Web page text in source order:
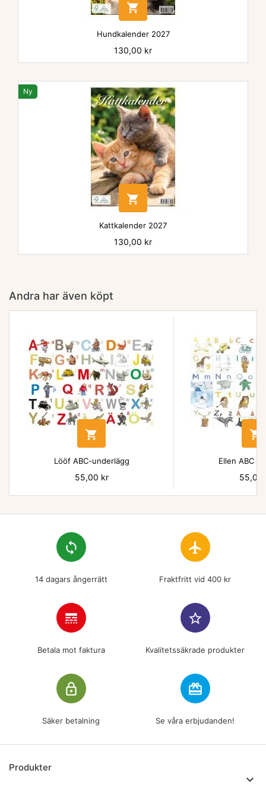

Hundkalender 2027
Pris
130,00 kr
Ny

Kattkalender 2027
Pris
130,00 kr
Andra har även köpt

Lööf ABC-underlägg
Pris
55,00 kr

Ellen ABC
Pris
55,00
loop
14 dagars ångerrätt
flight
Fraktfritt vid 400 kr
line_style
Betala mot faktura
star_border
Kvalitetssäkrade produkter
lock_outline
Säker betalning
redeem
Se våra erbjudanden!
Produkter
